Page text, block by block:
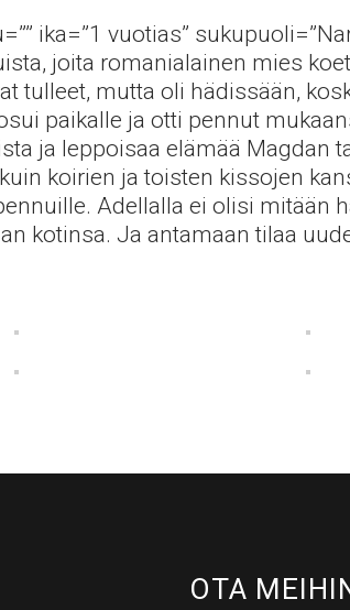
ika=”1 vuotias”
joita romanialainen mies
tulleet, mutta oli hädissään,
paikalle ja otti pennut
ja leppoisaa elämää Magdan
koirien ja toisten kissojen
Adellalla ei olisi mitään
kotinsa. Ja antamaan tilaa
OTA